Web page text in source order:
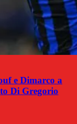
e Dimarco a
Di Gregorio